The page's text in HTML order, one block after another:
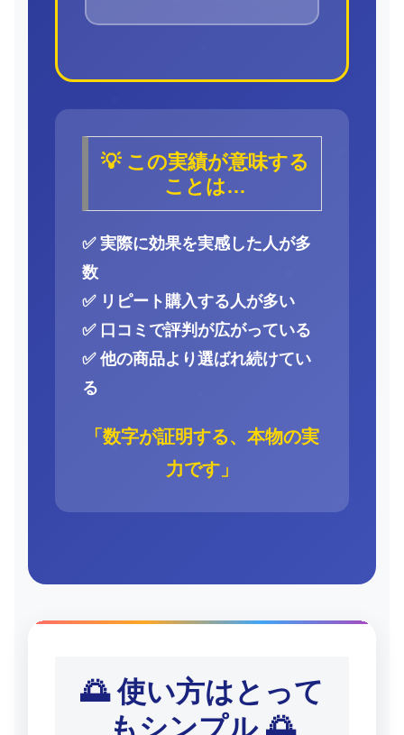
💡 この実績が意味する
ことは…
✅ 実際に効果を実感した人が多
数
✅ リピート購入する人が多い
✅ 口コミで評判が広がっている
✅ 他の商品より選ばれ続けてい
る
「数字が証明する、本物の実
力です」
🌅 使い方はとって
もシンプル 🌅